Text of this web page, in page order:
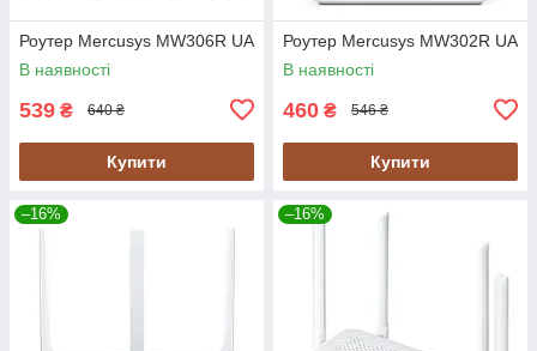
Роутер Mercusys MW306R UA
В наявності
539 ₴ 640 ₴
Купити
Роутер Mercusys MW302R UA
В наявності
460 ₴ 546 ₴
Купити
–16% –16%